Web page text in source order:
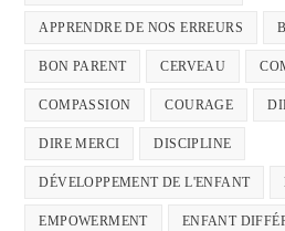
APPRENDRE DE NOS ERREURS
BON PARENT CERVEAU
COMPASSION COURAGE
DIRE MERCI DISCIPLINE
DÉVELOPPEMENT DE L'ENFANT
EMPOWERMENT ENFANT